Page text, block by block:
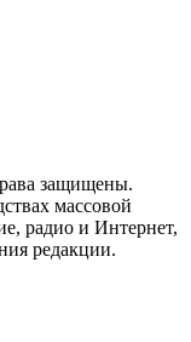
защищены.
массовой
радио и Интернет,
редакции.